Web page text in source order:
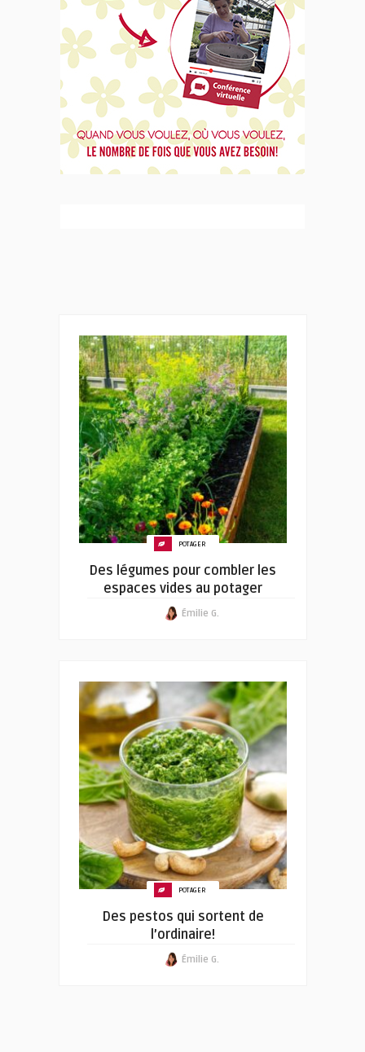
POTAGER
Des légumes pour combler les
espaces vides au potager
Émilie G.
POTAGER
Des pestos qui sortent de
l’ordinaire!
Émilie G.